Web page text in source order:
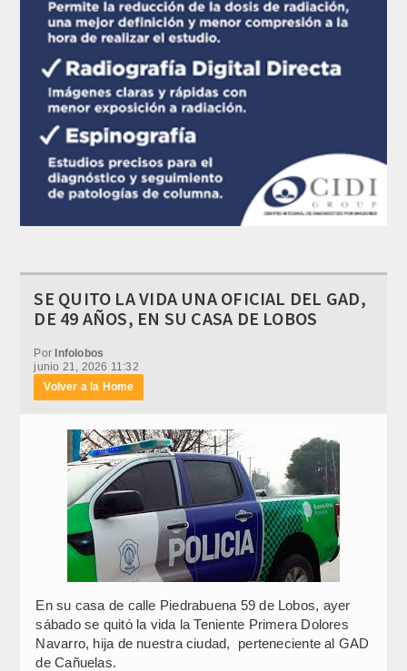
SE QUITO LA VIDA UNA OFICIAL DEL GAD,
DE 49 AÑOS, EN SU CASA DE LOBOS
PorInfolobos
junio 21, 2026 11:32
Volver a la Home
En su casa de calle Piedrabuena 59 de Lobos, ayer
sábado se quitó la vida la Teniente Primera Dolores
Navarro, hija de nuestra ciudad, perteneciente al GAD
de Cañuelas.